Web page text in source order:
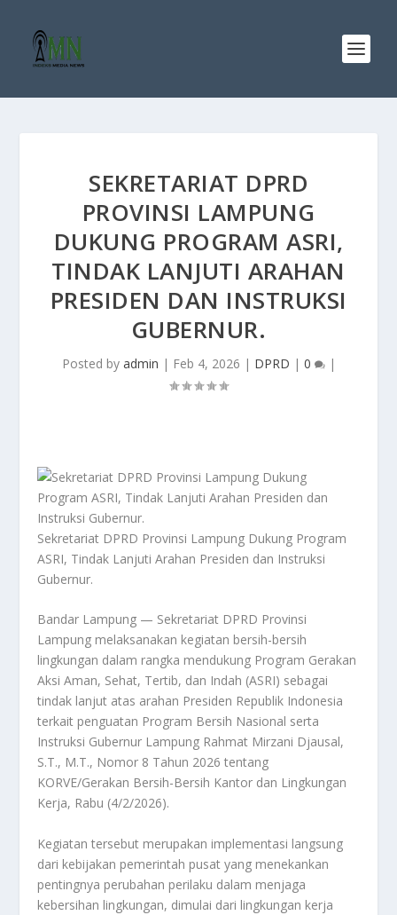
SEKRETARIAT DPRD
PROVINSI LAMPUNG
DUKUNG PROGRAM ASRI,
TINDAK LANJUTI ARAHAN
PRESIDEN DAN INSTRUKSI
GUBERNUR.
Posted by admin | Feb 4, 2026 | DPRD | 0 |
Sekretariat DPRD Provinsi Lampung Dukung Program
ASRI, Tindak Lanjuti Arahan Presiden dan Instruksi
Gubernur.
Bandar Lampung — Sekretariat DPRD Provinsi
Lampung melaksanakan kegiatan bersih-bersih
lingkungan dalam rangka mendukung Program Gerakan
Aksi Aman, Sehat, Tertib, dan Indah (ASRI) sebagai
tindak lanjut atas arahan Presiden Republik Indonesia
terkait penguatan Program Bersih Nasional serta
Instruksi Gubernur Lampung Rahmat Mirzani Djausal,
S.T., M.T., Nomor 8 Tahun 2026 tentang
KORVE/Gerakan Bersih-Bersih Kantor dan Lingkungan
Kerja, Rabu (4/2/2026).
Kegiatan tersebut merupakan implementasi langsung
dari kebijakan pemerintah pusat yang menekankan
pentingnya perubahan perilaku dalam menjaga
kebersihan lingkungan, dimulai dari lingkungan kerja